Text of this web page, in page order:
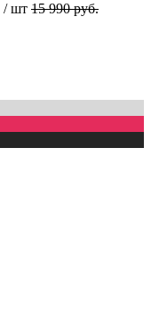
/ шт 15 990 руб.